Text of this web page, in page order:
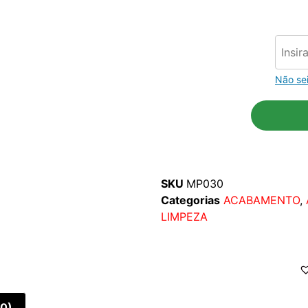
Não
SKU MP030
Categorias ACABAMENTO,
LIMPEZA